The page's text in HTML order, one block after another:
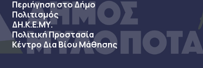
Περιήγηση στο Δήμο
Πολιτισμός
ΔΗ.Κ.Ε.ΜΥ.
Πολιτική Προστασία
Κέντρο Δια Βίου Μάθησης